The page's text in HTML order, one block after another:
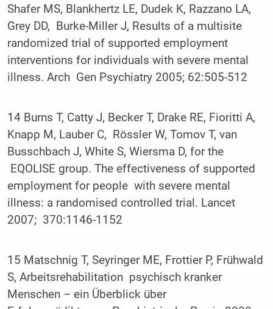
Shafer MS, Blankhertz LE, Dudek K, Razzano LA,
Grey DD, Burke-Miller J, Results of a multisite
randomized trial of supported employment
interventions for individuals with severe mental
illness. Arch Gen Psychiatry 2005; 62:505-512
14 Burns T, Catty J, Becker T, Drake RE, Fioritti A,
Knapp M, Lauber C, Rössler W, Tomov T, van
Busschbach J, White S, Wiersma D, for the
EQOLISE group. The effectiveness of supported
employment for people with severe mental
illness: a randomised controlled trial. Lancet
2007; 370:1146-1152
15 Matschnig T, Seyringer ME, Frottier P, Frühwald
S, Arbeitsrehabilitation psychisch kranker
Menschen – ein Überblick über